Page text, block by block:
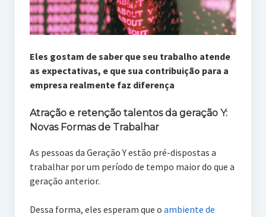
Eles gostam de saber que seu trabalho atende
as expectativas, e que sua contribuição para a
empresa realmente faz diferença
Atração e retenção talentos da geração Y:
Novas Formas de Trabalhar
As pessoas da Geração Y estão pré-dispostas a
trabalhar por um período de tempo maior do que a
geração anterior.
Dessa forma, eles esperam que o ambiente de